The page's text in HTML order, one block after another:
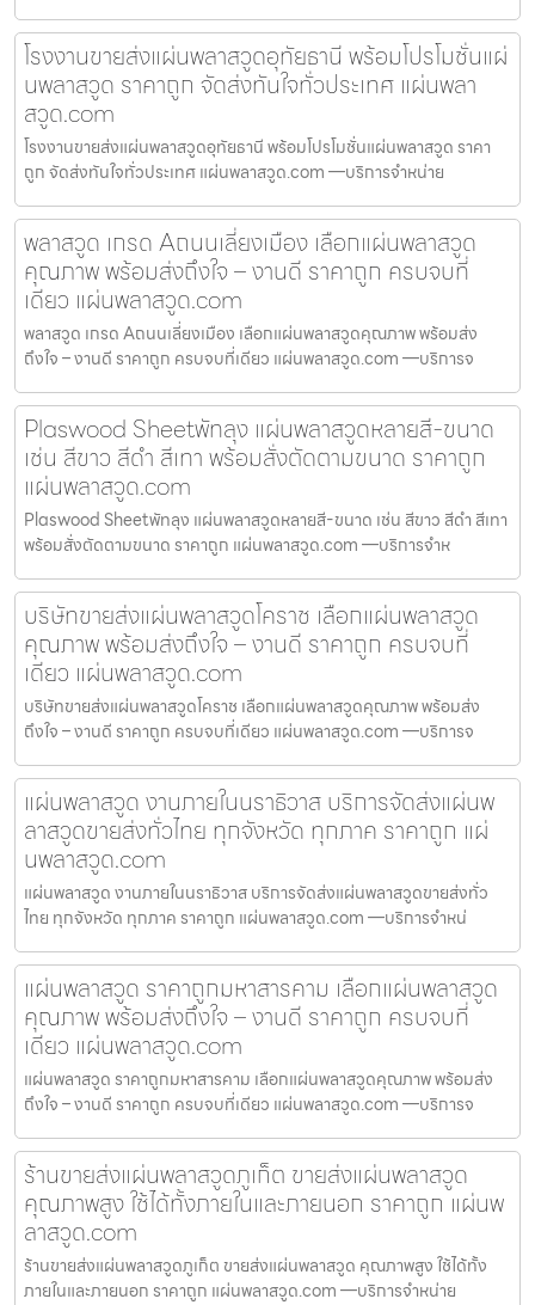
โรงงานขายส่งแผ่นพลาสวูดอุทัยธานี พร้อมโปรโมชั่นแผ่
นพลาสวูด ราคาถูก จัดส่งทันใจทั่วประเทศ แผ่นพลา
สวูด.com
โรงงานขายส่งแผ่นพลาสวูดอุทัยธานี พร้อมโปรโมชั่นแผ่นพลาสวูด ราคา
ถูก จัดส่งทันใจทั่วประเทศ แผ่นพลาสวูด.com —บริการจำหน่าย
พลาสวูด เกรด Aถนนเลี่ยงเมือง เลือกแผ่นพลาสวูด
คุณภาพ พร้อมส่งถึงใจ – งานดี ราคาถูก ครบจบที่
เดียว แผ่นพลาสวูด.com
พลาสวูด เกรด Aถนนเลี่ยงเมือง เลือกแผ่นพลาสวูดคุณภาพ พร้อมส่ง
ถึงใจ – งานดี ราคาถูก ครบจบที่เดียว แผ่นพลาสวูด.com —บริการจ
Plaswood Sheetพัทลุง แผ่นพลาสวูดหลายสี-ขนาด
เช่น สีขาว สีดำ สีเทา พร้อมสั่งตัดตามขนาด ราคาถูก
แผ่นพลาสวูด.com
Plaswood Sheetพัทลุง แผ่นพลาสวูดหลายสี-ขนาด เช่น สีขาว สีดำ สีเทา
พร้อมสั่งตัดตามขนาด ราคาถูก แผ่นพลาสวูด.com —บริการจำห
บริษัทขายส่งแผ่นพลาสวูดโคราช เลือกแผ่นพลาสวูด
คุณภาพ พร้อมส่งถึงใจ – งานดี ราคาถูก ครบจบที่
เดียว แผ่นพลาสวูด.com
บริษัทขายส่งแผ่นพลาสวูดโคราช เลือกแผ่นพลาสวูดคุณภาพ พร้อมส่ง
ถึงใจ – งานดี ราคาถูก ครบจบที่เดียว แผ่นพลาสวูด.com —บริการจ
แผ่นพลาสวูด งานภายในนราธิวาส บริการจัดส่งแผ่นพ
ลาสวูดขายส่งทั่วไทย ทุกจังหวัด ทุกภาค ราคาถูก แผ่
นพลาสวูด.com
แผ่นพลาสวูด งานภายในนราธิวาส บริการจัดส่งแผ่นพลาสวูดขายส่งทั่ว
ไทย ทุกจังหวัด ทุกภาค ราคาถูก แผ่นพลาสวูด.com —บริการจำหน่
แผ่นพลาสวูด ราคาถูกมหาสารคาม เลือกแผ่นพลาสวูด
คุณภาพ พร้อมส่งถึงใจ – งานดี ราคาถูก ครบจบที่
เดียว แผ่นพลาสวูด.com
แผ่นพลาสวูด ราคาถูกมหาสารคาม เลือกแผ่นพลาสวูดคุณภาพ พร้อมส่ง
ถึงใจ – งานดี ราคาถูก ครบจบที่เดียว แผ่นพลาสวูด.com —บริการจ
ร้านขายส่งแผ่นพลาสวูดภูเก็ต ขายส่งแผ่นพลาสวูด
คุณภาพสูง ใช้ได้ทั้งภายในและภายนอก ราคาถูก แผ่นพ
ลาสวูด.com
ร้านขายส่งแผ่นพลาสวูดภูเก็ต ขายส่งแผ่นพลาสวูด คุณภาพสูง ใช้ได้ทั้ง
ภายในและภายนอก ราคาถูก แผ่นพลาสวูด.com —บริการจำหน่าย